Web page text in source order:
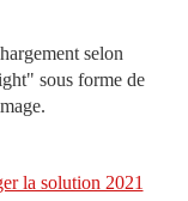
selon
sous forme de
la solution 2021